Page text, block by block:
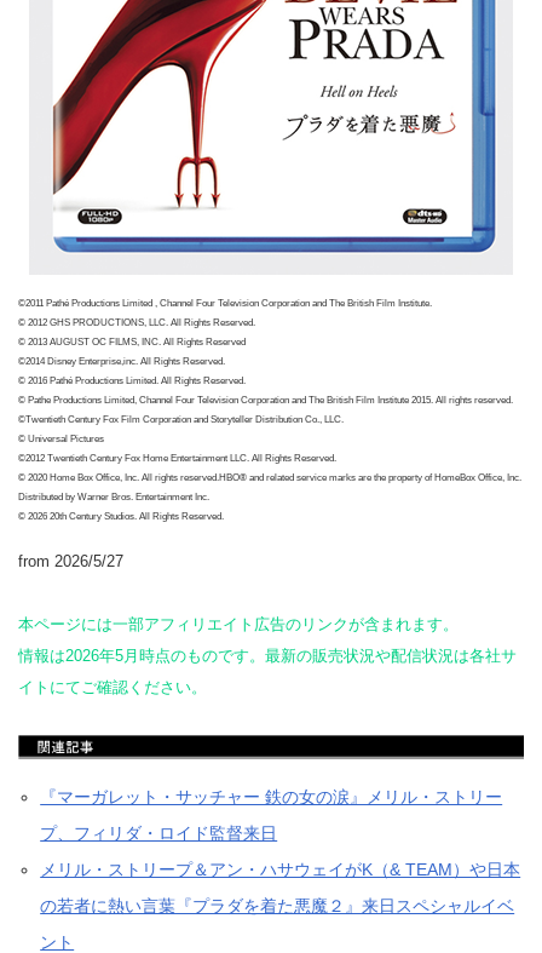
©2011 Pathé Productions Limited , Channel Four Television Corporation and The British Film Institute.
© 2012 GHS PRODUCTIONS, LLC. All Rights Reserved.
© 2013 AUGUST OC FILMS, INC. All Rights Reserved
©2014 Disney Enterprise,inc. All Rights Reserved.
© 2016 Pathé Productions Limited. All Rights Reserved.
© Pathe Productions Limited, Channel Four Television Corporation and The British Film Institute 2015. All rights reserved.
©Twentieth Century Fox Film Corporation and Storyteller Distribution Co., LLC.
© Universal Pictures
©2012 Twentieth Century Fox Home Entertainment LLC. All Rights Reserved.
© 2020 Home Box Office, Inc. All rights reserved.HBO® and related service marks are the property of HomeBox Office, Inc.
Distributed by Warner Bros. Entertainment Inc.
© 2026 20th Century Studios. All Rights Reserved.
from 2026/5/27
本ページには一部アフィリエイト広告のリンクが含まれます。
情報は2026年5月時点のものです。最新の販売状況や配信状況は各社サ
イトにてご確認ください。
『マーガレット・サッチャー 鉄の女の涙』メリル・ストリー
プ、フィリダ・ロイド監督来日
メリル・ストリープ＆アン・ハサウェイがK（& TEAM）や日本
の若者に熱い言葉『プラダを着た悪魔２』来日スペシャルイベ
ント